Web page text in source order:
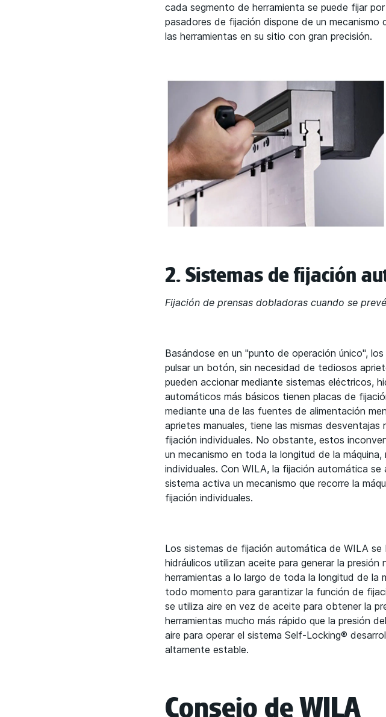
cada segmento de herramienta se puede fijar
pasadores de fijación dispone de un
las herramientas en su sitio con gran precisión.
2. Sistemas de fijación
Fijación de prensas dobladoras cuando se
Basándose en un "punto de operación único",
pulsar un botón, sin necesidad de tediosos
pueden accionar mediante sistemas eléctricos,
automáticos más básicos tienen placas de
mediante una de las fuentes de alimentación
aprietes manuales, tiene las mismas
fijación individuales. No obstante, estos
un mecanismo en toda la longitud de la
individuales. Con WILA, la fijación automática
sistema activa un mecanismo que recorre la
fijación individuales.
Los sistemas de fijación automática de WILA
hidráulicos utilizan aceite para generar la
herramientas a lo largo de toda la longitud de la
todo momento para garantizar la función de
se utiliza aire en vez de aceite para obtener la
herramientas mucho más rápido que la presión
aire para operar el sistema Self-Locking®
altamente estable.
Consejo de WILA